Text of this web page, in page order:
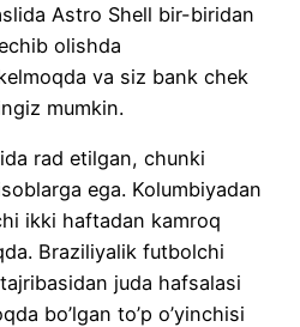
Astro Shell bir-biridan
olishda
va siz bank chek
mumkin.
rad etilgan, chunki
ega. Kolumbiyadan
ikki haftadan kamroq
Braziliyalik futbolchi
juda hafsalasi
bo’lgan to’p o’yinchisi